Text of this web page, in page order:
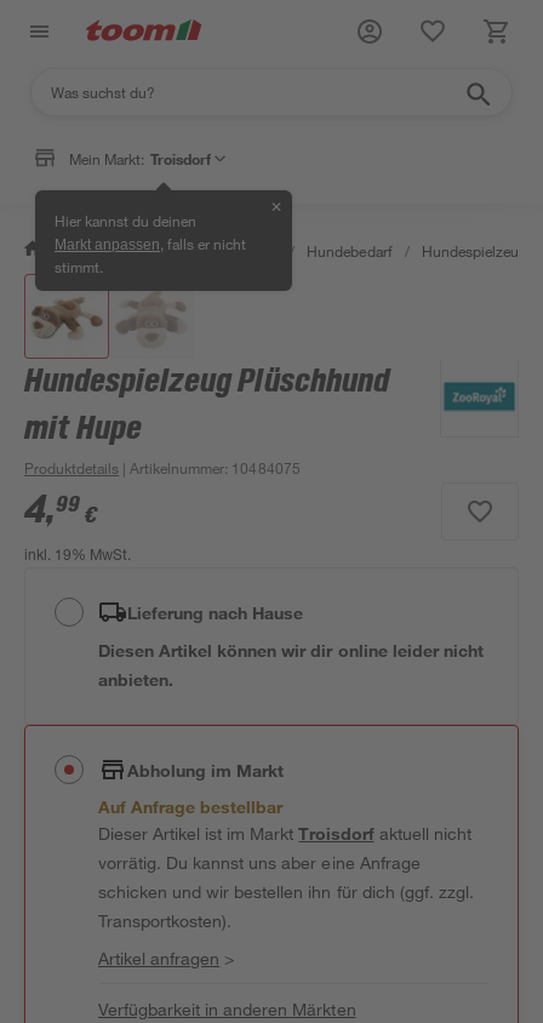
Mein Markt: Troisdorf
Hier kannst du deinen
Markt anpassen , falls er nicht
stimmt.
✕
/ Garten & Freizeit / Tierbedarf / Hundebedarf / Hundespielzeug
Hundespielzeug Plüschhund
mit Hupe
Produktdetails | Artikelnummer: 10484075
4,99 €
inkl. 19% MwSt.
Lieferung nach Hause
Diesen Artikel können wir dir online leider nicht
anbieten.
Abholung im Markt
Auf Anfrage bestellbar
Dieser Artikel ist im MarktTroisdorfaktuell nicht
vorrätig. Du kannst uns aber eine Anfrage
schicken und wir bestellen ihn für dich (ggf. zzgl.
Transportkosten).
Artikel anfragen >
Verfügbarkeit in anderen Märkten